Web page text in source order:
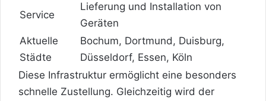
Service
Lieferung und Installation von
Geräten
Aktuelle
Städte
Bochum, Dortmund, Duisburg,
Düsseldorf, Essen, Köln
Diese Infrastruktur ermöglicht eine besonders
schnelle Zustellung. Gleichzeitig wird der